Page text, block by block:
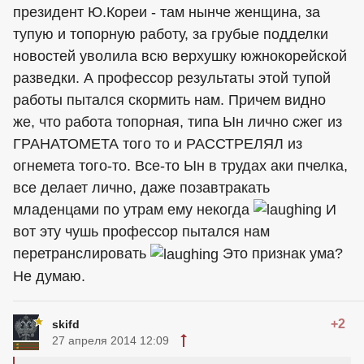
президент Ю.Кореи - там нынче женщина, за
тупую и топорную работу, за грубые подделки
новостей уволила всю верхушку южнокорейской
разведки. А профессор результаты этой тупой
работы пытался скормить нам. Причем видно
же, что работа топорная, типа Ын лично сжег из
ГРАНАТОМЕТА того то и РАССТРЕЛЯЛ из
огнемета того-то. Все-то Ын в трудах аки пчелка,
все делает лично, даже позавтракать
младенцами по утрам ему некогда
И
вот эту чушь профессор пытался нам
перетранслировать
Это признак ума?
Не думаю.
skifd +2
27 апреля 2014 12:09